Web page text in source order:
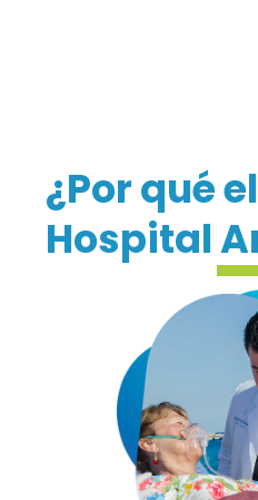
¿Por qué
Hospital